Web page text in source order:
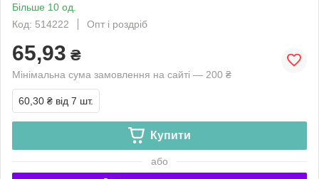
Більше 10 од.
Код: 514222
Опт і роздріб
65,93 ₴
Мінімальна сума замовлення на сайті — 200 ₴
60,30 ₴ від 7 шт.
Купити
або